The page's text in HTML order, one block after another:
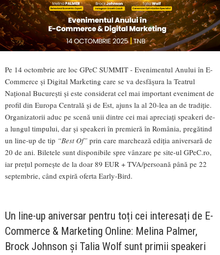
Pe 14 octombrie are loc GPeC SUMMIT - Evenimentul Anului în E-
Commerce și Digital Marketing care se va desfășura la Teatrul
Național București și este considerat cel mai important eveniment de
profil din Europa Centrală și de Est, ajuns la al 20-lea an de tradiție.
Organizatorii aduc pe scenă unii dintre cei mai apreciați speakeri de-
a lungul timpului, dar și speakeri în premieră în România, pregătind
un line-up de tip “Best Of” prin care marchează ediția aniversară de
20 de ani. Biletele sunt disponibile spre vânzare pe site-ul GPeC.ro,
iar prețul pornește de la doar 89 EUR + TVA/persoană până pe 22
septembrie, când expiră oferta Early-Bird.
Un line-up aniversar pentru toți cei interesați de E-
Commerce & Marketing Online: Melina Palmer,
Brock Johnson și Talia Wolf sunt primii speakeri